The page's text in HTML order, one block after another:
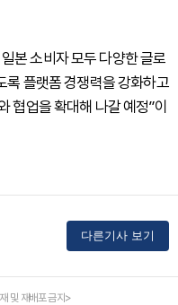
본 소비자 모두 다양한 글로
록 플랫폼 경쟁력을 강화하고
협업을 확대해 나갈 예정”이
다른기사 보기
및 재배포 금지>